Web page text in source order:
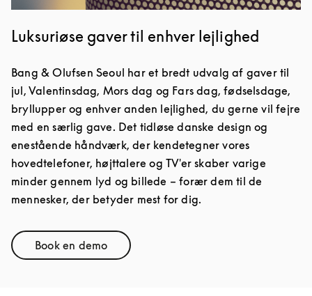
Luksuriøse gaver til enhver lejlighed
Bang & Olufsen Seoul har et bredt udvalg af gaver til
jul, Valentinsdag, Mors dag og Fars dag, fødselsdage,
bryllupper og enhver anden lejlighed, du gerne vil fejre
med en særlig gave. Det tidløse danske design og
enestående håndværk, der kendetegner vores
hovedtelefoner, højttalere og TV'er skaber varige
minder gennem lyd og billede – forær dem til de
mennesker, der betyder mest for dig.
Book en demoLink Opens in New Tab